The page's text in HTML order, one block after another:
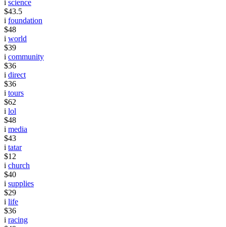
i science
$43.5
i foundation
$48
i world
$39
i community
$36
i direct
$36
i tours
$62
i lol
$48
i media
$43
i tatar
$12
i church
$40
i supplies
$29
i life
$36
i racing